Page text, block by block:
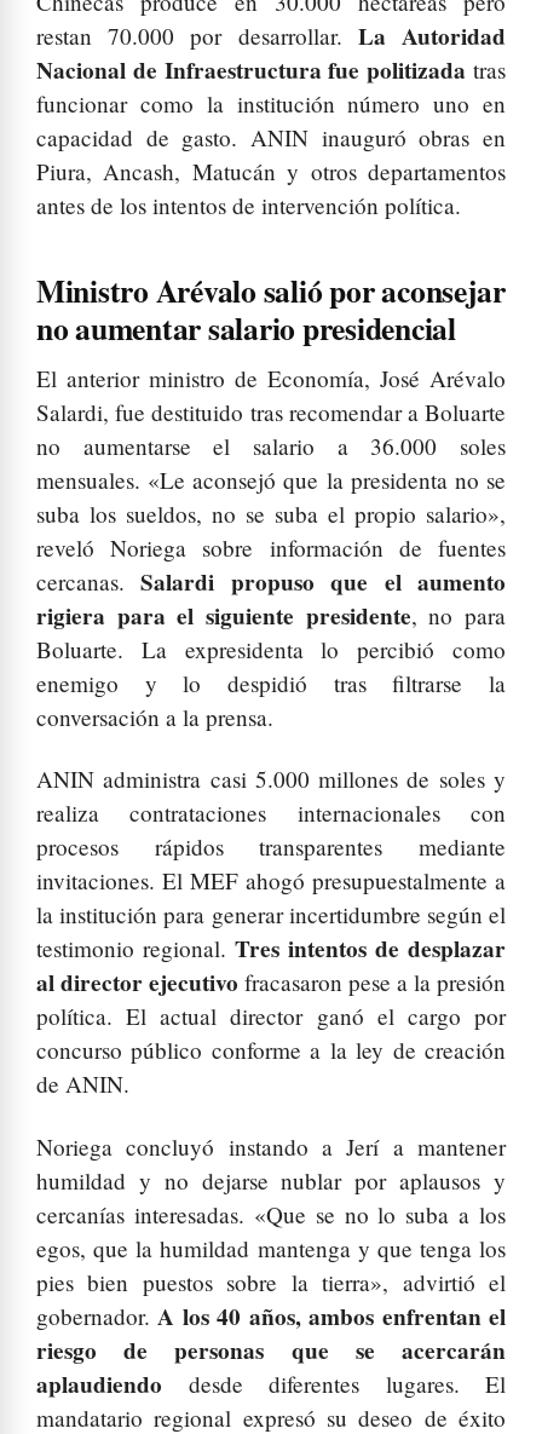
restan 70.000 por desarrollar. La Autoridad
Nacional de Infraestructura fue politizada tras
funcionar como la institución número uno en
capacidad de gasto. ANIN inauguró obras en
Piura, Ancash, Matucán y otros departamentos
antes de los intentos de intervención política.
Ministro Arévalo salió por aconsejar
no aumentar salario presidencial
El anterior ministro de Economía, José Arévalo
Salardi, fue destituido tras recomendar a Boluarte
no aumentarse el salario a 36.000 soles
mensuales. «Le aconsejó que la presidenta no se
suba los sueldos, no se suba el propio salario»,
reveló Noriega sobre información de fuentes
cercanas.Salardi propuso que el aumento
rigiera para el siguiente presidente, no para
Boluarte. La expresidenta lo percibió como
enemigo y lo despidió tras filtrarse la
conversación a la prensa.
ANIN administra casi 5.000 millones de soles y
realiza contrataciones internacionales con
procesos rápidos transparentes mediante
invitaciones. El MEF ahogó presupuestalmente a
la institución para generar incertidumbre según el
testimonio regional. Tres intentos de desplazar
al director ejecutivo fracasaron pese a la presión
política. El actual director ganó el cargo por
concurso público conforme a la ley de creación
de ANIN.
Noriega concluyó instando a Jerí a mantener
humildad y no dejarse nublar por aplausos y
cercanías interesadas. «Que se no lo suba a los
egos, que la humildad mantenga y que tenga los
pies bien puestos sobre la tierra», advirtió el
gobernador. A los 40 años, ambos enfrentan el
riesgo de personas que se acercarán
aplaudiendo desde diferentes lugares. El
mandatario regional expresó su deseo de éxito